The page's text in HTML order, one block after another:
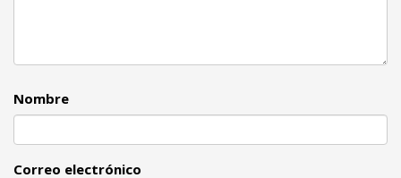
Nombre
Correo electrónico